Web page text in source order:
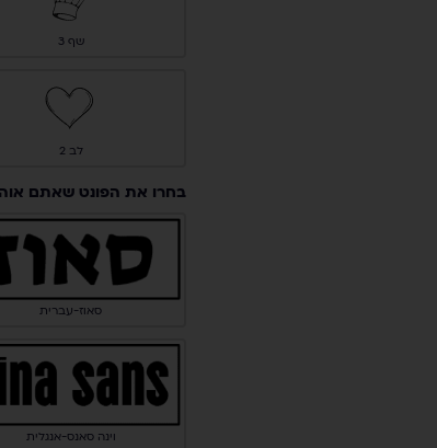
שף 3
לב 2
בחרו את הפונט שאתם
סאוז-עברית
וינה סאנס-אנגלית